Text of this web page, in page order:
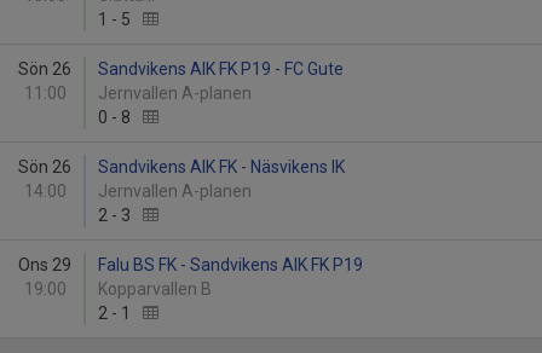
1 - 5
Sön 26
11:00
Sandvikens AIK FK P19 - FC Gute
Jernvallen A-planen
0 - 8
Sön 26
14:00
Sandvikens AIK FK - Näsvikens IK
Jernvallen A-planen
2 - 3
Ons 29
19:00
Falu BS FK - Sandvikens AIK FK P19
Kopparvallen B
2 - 1